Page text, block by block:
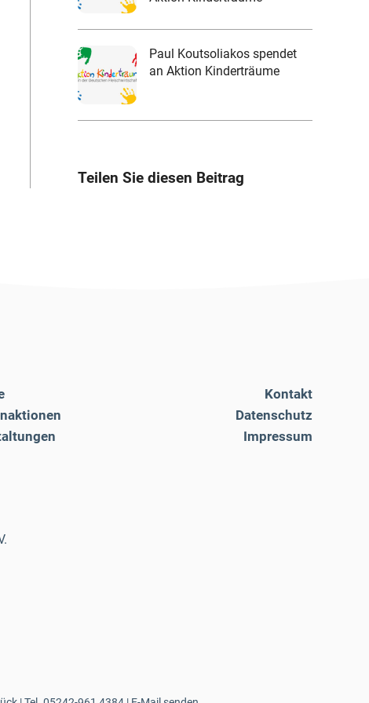
Paul Koutsoliakos spendet
an Aktion Kinderträume
Teilen Sie diesen Beitrag
Kontakt
Datenschutz
Impressum